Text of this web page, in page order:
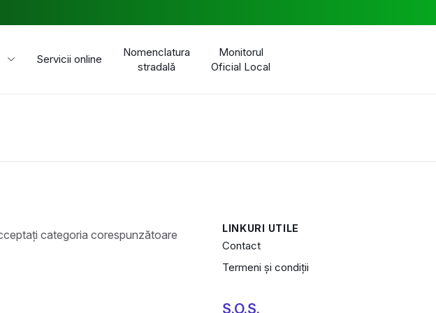
Servicii online
Nomenclatura
stradală
Monitorul
Oficial Local
LINKURI UTILE
Contact
Termeni și condiții
S.O.S.